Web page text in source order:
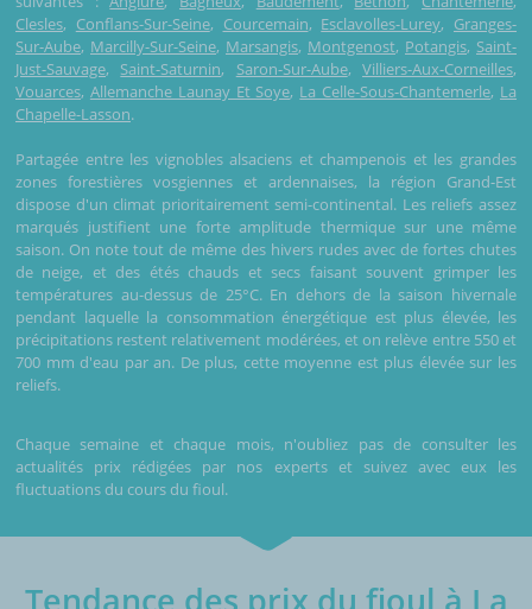
Clesles, Conflans-Sur-Seine, Courcemain, Esclavolles-Lurey, Granges-
Sur-Aube, Marcilly-Sur-Seine, Marsangis, Montgenost, Potangis, Saint-
Just-Sauvage, Saint-Saturnin, Saron-Sur-Aube,Villiers-Aux-Corneilles,
Vouarces, Allemanche Launay Et Soye, La Celle-Sous-Chantemerle, La
Chapelle-Lasson.
Partagée entre les vignobles alsaciens et champenois et les grandes
zones forestières vosgiennes et ardennaises, la région Grand-Est
dispose d'un climat prioritairement semi-continental. Les reliefs assez
marqués justifient une forte amplitude thermique sur une même
saison. On note tout de même des hivers rudes avec de fortes chutes
de neige, et des étés chauds et secs faisant souvent grimper les
températures au-dessus de 25°C. En dehors de la saison hivernale
pendant laquelle la consommation énergétique est plus élevée, les
précipitations restent relativement modérées, et on relève entre 550 et
700 mm d'eau par an. De plus, cette moyenne est plus élevée sur les
reliefs.
Chaque semaine et chaque mois, n'oubliez pas de consulter les
actualités prix rédigées par nos experts et suivez avec eux les
fluctuations du cours du fioul.
Tendance des prix du fioul à La